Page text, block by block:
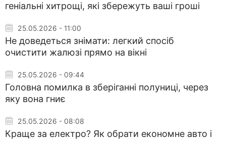
геніальні хитрощі, які збережуть ваші гроші
25.05.2026 - 11:00
Не доведеться знімати: легкий спосіб
очистити жалюзі прямо на вікні
25.05.2026 - 09:44
Головна помилка в зберіганні полуниці, через
яку вона гниє
25.05.2026 - 08:08
Краще за електро? Як обрати економне авто і